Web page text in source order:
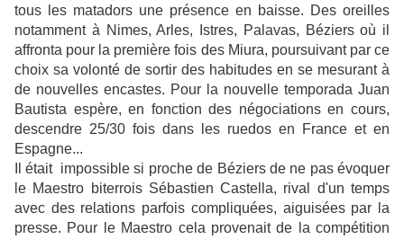
tous les matadors une présence en baisse. Des oreilles
notamment à Nimes, Arles, Istres, Palavas, Béziers où il
affronta pour la première fois des Miura, poursuivant par ce
choix sa volonté de sortir des habitudes en se mesurant à
de nouvelles encastes. Pour la nouvelle temporada Juan
Bautista espère, en fonction des négociations en cours,
descendre 25/30 fois dans les ruedos en France et en
Espagne...
Il était impossible si proche de Béziers de ne pas évoquer
le Maestro biterrois Sébastien Castella, rival d'un temps
avec des relations parfois compliquées, aiguisées par la
presse. Pour le Maestro cela provenait de la compétition